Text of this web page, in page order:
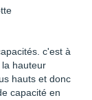
c'est à
hauteur
hauts et donc
capacité en